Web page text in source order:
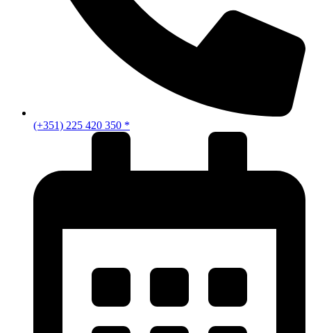
(+351) 225 420 350 *